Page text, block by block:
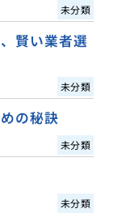
未分類
賢い業者選
未分類
の秘訣
未分類
未分類